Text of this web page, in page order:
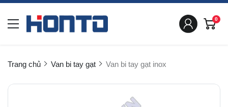
0
Trang chủ Van bi tay gạt Van bi tay gạt inox